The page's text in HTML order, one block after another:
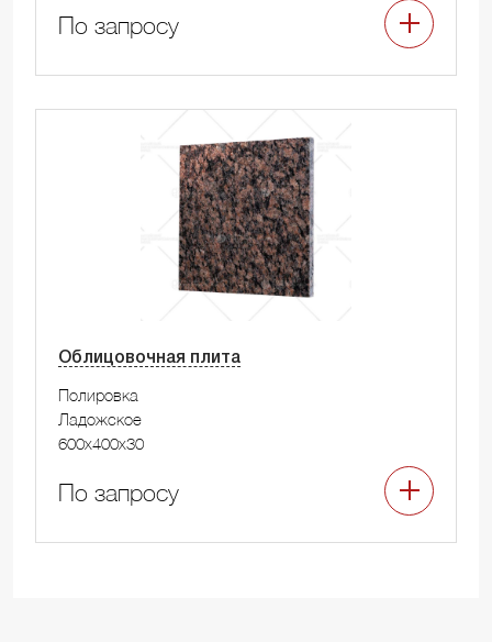
По запросу
Облицовочная плита
Полировка
Ладожское
600x400x30
По запросу